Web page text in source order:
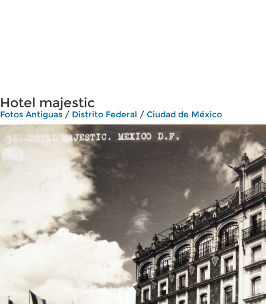
Hotel majestic
Fotos Antiguas / Distrito Federal / Ciudad de México